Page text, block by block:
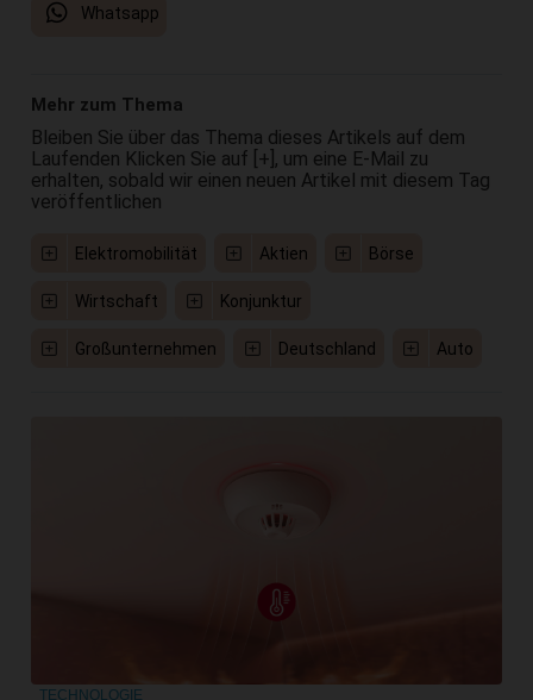
Whatsapp
Mehr zum Thema
Bleiben Sie über das Thema dieses Artikels auf dem
Laufenden Klicken Sie auf [+], um eine E-Mail zu
erhalten, sobald wir einen neuen Artikel mit diesem Tag
veröffentlichen
Elektromobilität Aktien Börse
Wirtschaft Konjunktur
Großunternehmen Deutschland Auto
TECHNOLOGIE